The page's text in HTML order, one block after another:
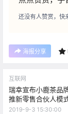
还没有人赞赏，快
海报分享
互联网
瑞幸宣布小鹿茶品
推新零售合伙人模
速度
2019-9-3 15:30:00